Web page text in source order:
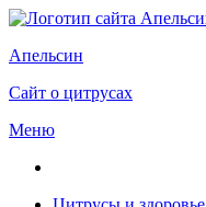
Апельсин
Сайт о цитрусах
Меню